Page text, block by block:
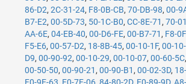
86-D2,2C-31-24, F8-0B-CB,70-DB-98,00-
B7-E2,00-5D-73, 50-1C-B0,CC-8E-71 ,70-
AA-6E,04-EB-40,00-D6-FE,00-B7-71 , F8-
F5-E6,00-57-D2, 18-8B-45,00-10-1F,00-
D9,00-90-92,00-10-29,00-10-07,00-60-5C
00-50-50,00-90-21 ,00-90-B1 ,00-02-3D,